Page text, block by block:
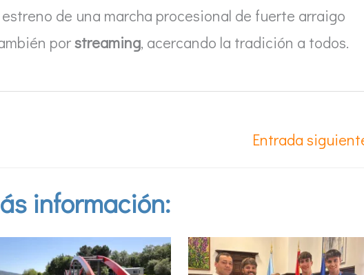
de una marcha procesional de fuerte arraigo
porstreaming, acercando la tradición a todos.
Entrada
información: